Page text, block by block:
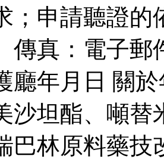
；申請聽證
傳真：電子郵
廳年月日 關
沙坦酯、噸替
巴林原料藥技